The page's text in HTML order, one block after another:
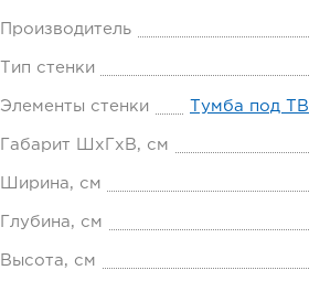
Производитель
Тип стенки
Элементы стенки Тумба под ТВ
Габарит ШхГхВ, см
Ширина, см
Глубина, см
Высота, см